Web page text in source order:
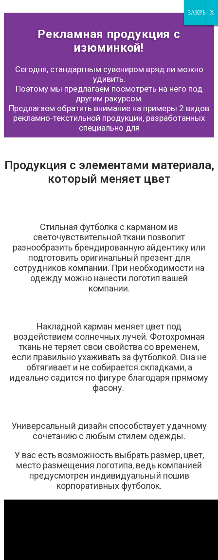
Рекламная продукция с
изюминкой!
Сегодня, стандартным сувениром вряд ли можно
удивить.
Поэтому мы предлагаем посмотреть на него под
другим ракурсом.
Предлагаем обратить внимание на примеры 2 видов
рекламно-текстильной продукции, разработанных
специально для
Продукция с элементами материала,
который меняет цвет
Стильная футболка с карманом из
светочувствительной ткани позволит
разнообразить брендированную айдентику или
подготовить оригинальный презент для
сотрудников компании. При необходимости на
одежду можно нанести логотип вашей
компании.
Накладной карман меняет цвет под
воздействием солнечных лучей. Фотохромная
ткань не теряет свои свойства со временем,
если правильно ухаживать за футболкой. Она не
обтягивает и не собирается складками, а
идеально садится по фигуре благодаря прямому
фасону.
Универсальный дизайн способствует удачному
сочетанию с любым стилем одежды.
У вас есть возможность выбрать размер, цвет,
место размещения логотипа, ведь компанией
предусмотрен индивидуальный пошив
корпоративных футболок.
ЗАКРЫТЬ
ЗАКРЫТЬ
ЗАКРЫТЬ
X